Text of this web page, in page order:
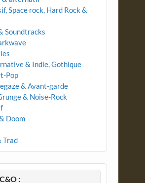
Space rock, Hard Rock &
Soundtracks
& Indie, Gothique
Pop
& Avant-garde
& Noise-Rock
Doom
Trad
: